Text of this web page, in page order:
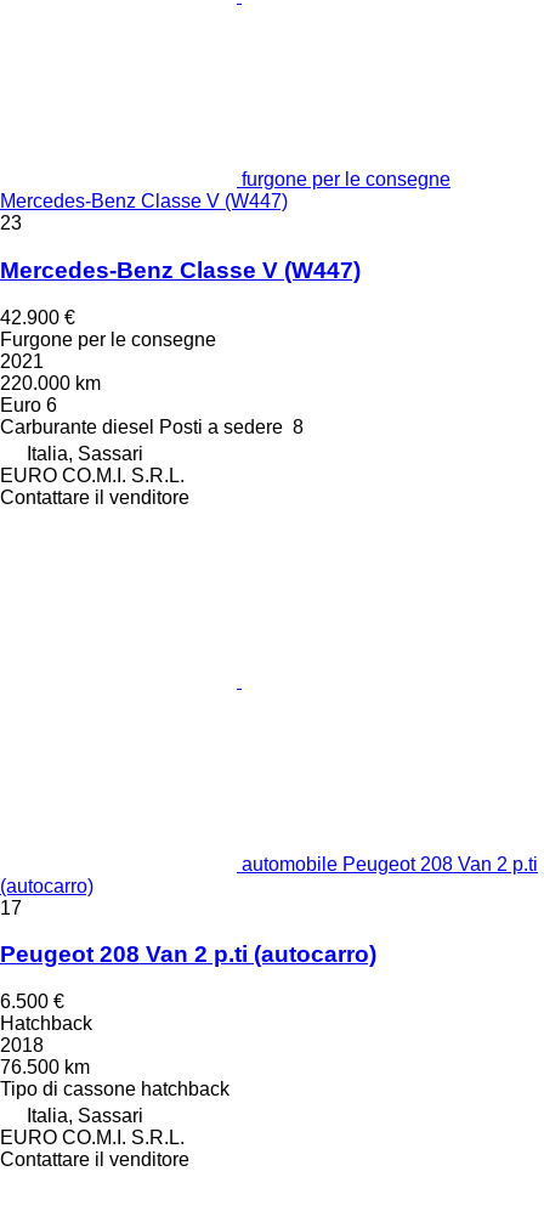
furgone per le consegne
Mercedes-Benz Classe V (W447)
23
Mercedes-Benz Classe V (W447)
42.900 €
Furgone per le consegne
2021
220.000 km
Euro 6
Carburante diesel Posti a sedere 8
Italia, Sassari
EURO CO.M.I. S.R.L.
Contattare il venditore
automobile Peugeot 208 Van 2 p.ti
(autocarro)
17
Peugeot 208 Van 2 p.ti (autocarro)
6.500 €
Hatchback
2018
76.500 km
Tipo di cassone hatchback
Italia, Sassari
EURO CO.M.I. S.R.L.
Contattare il venditore